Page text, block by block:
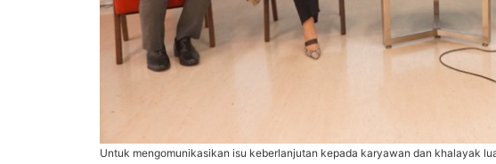
Untuk mengomunikasikan isu keberlanjutan kepada karyawan dan khalayak